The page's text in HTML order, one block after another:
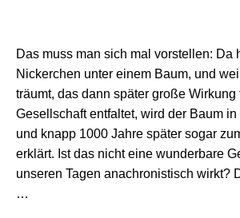
Das muss man sich mal vorstellen: Da
Nickerchen unter einem Baum, und
träumt, das dann später große Wirkung
Gesellschaft entfaltet, wird der Baum
und knapp 1000 Jahre später sogar
erklärt. Ist das nicht eine wunderbare
unseren Tagen anachronistisch wirkt?
…